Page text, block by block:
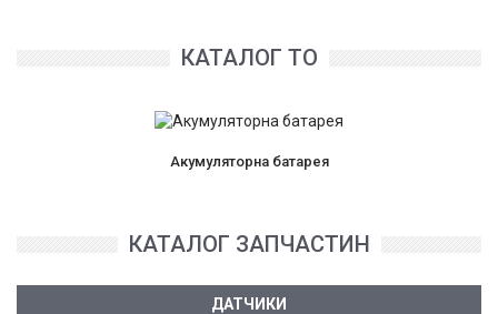
КАТАЛОГ ТО
Акумуляторна батарея
КАТАЛОГ ЗАПЧАСТИН
ДАТЧИКИ